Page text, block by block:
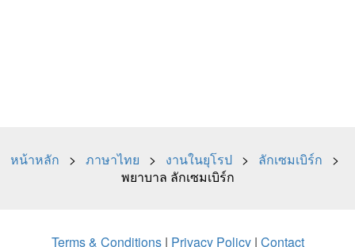
หน้าหลัก > ภาษาไทย > งานในยุโรป> ลักเซมเบิร์ก >
พยาบาล ลักเซมเบิร์ก
Terms & Conditions| Privacy Policy| Contact